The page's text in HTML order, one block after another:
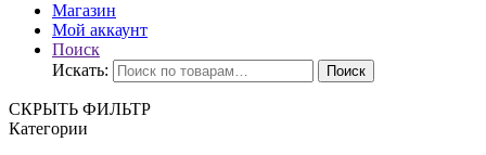
Магазин
Мой аккаунт
Поиск
Искать:
Поиск
СКРЫТЬ ФИЛЬТР
Категории